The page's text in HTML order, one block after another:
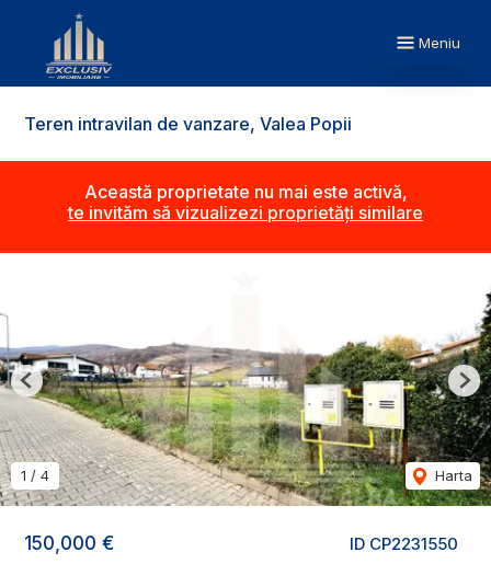
Meniu
Teren intravilan de vanzare, Valea Popii
Această proprietate nu mai este activă,
te invităm să vizualizezi proprietăți similare
ID CP2231550
150,000 €
1 / 4 Harta
Previous